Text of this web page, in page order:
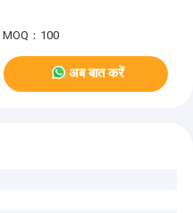
MOQ：100
अब बात करें